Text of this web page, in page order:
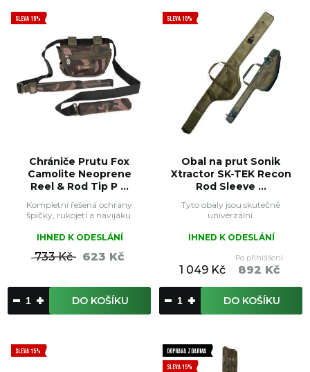
SLEVA 15%
Chrániče Prutu Fox
Camolite Neoprene
Reel & Rod Tip P ...
Kompletní řešená ochrany
špičky, rukojeti a navijáku.
IHNED K ODESLÁNÍ
733 Kč 623 Kč
DO KOŠÍKU
SLEVA 15%
Obal na prut Sonik
Xtractor SK-TEK Recon
Rod Sleeve ...
Tyto obaly jsou skutečně
univerzální.
IHNED K ODESLÁNÍ
1 049 Kč
Po přihlášení
892 Kč
DO KOŠÍKU
SLEVA 15%
DOPRAVA ZDARMA
SLEVA 15%